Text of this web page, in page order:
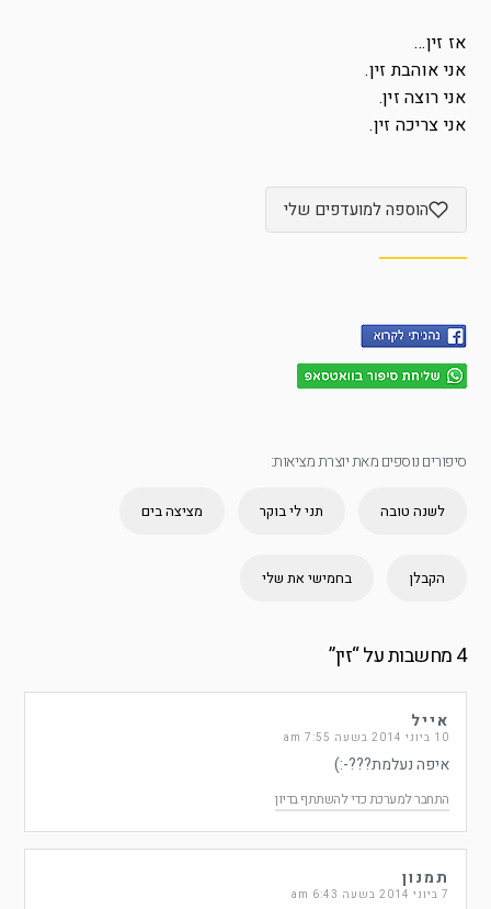
אז זין…
אני אוהבת זין.
אני רוצה זין.
אני צריכה זין.
הוספה למועדפים שלי
סיפורים נוספים מאת יוצרת מציאות:
לשנה טובה תני לי בוקר מציצה בים
הקבלן בחמישי את שלי
4 מחשבות על “ זין”
אייל
10 ביוני 2014 בשעה 7:55 am
איפה נעלמת???-:)
התחבר למערכת כדי להשתתף בדיון
תמנון
7 ביוני 2014 בשעה 6:43 am